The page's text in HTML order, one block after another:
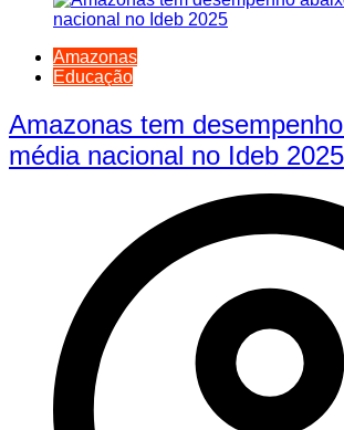
Amazonas
Educação
Amazonas tem
média nacional no Ideb 2025